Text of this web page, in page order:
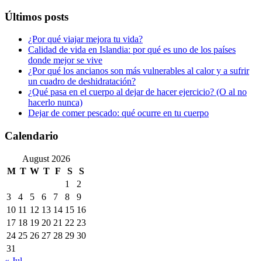
Últimos posts
¿Por qué viajar mejora tu vida?
Calidad de vida en Islandia: por qué es uno de los países
donde mejor se vive
¿Por qué los ancianos son más vulnerables al calor y a sufrir
un cuadro de deshidratación?
¿Qué pasa en el cuerpo al dejar de hacer ejercicio? (O al no
hacerlo nunca)
Dejar de comer pescado: qué ocurre en tu cuerpo
Calendario
August 2026
M T W T F S
S
1
2
3
4 5 6 7 8
9
10 11 12 13 14 15 16
17 18 19 20 21 22 23
24 25 26 27 28 29 30
31